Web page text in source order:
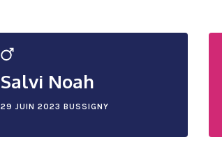
Salvi Noah
29 JUIN 2023 BUSSIGNY